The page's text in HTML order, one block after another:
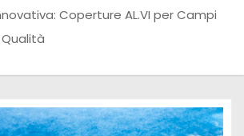
Coperture AL.VI per Campi